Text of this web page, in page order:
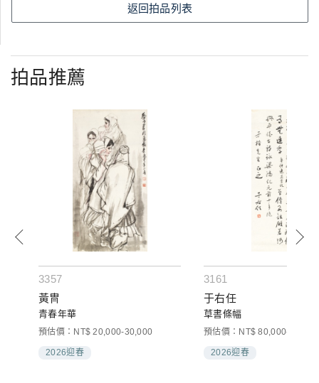
返回拍品列表
拍品推薦
3357
黃冑
青春年華
預估價：NT$ 20,000-30,000
2026迎春
3161
于右任
草書條幅
預估價：NT$ 80,000-
2026迎春